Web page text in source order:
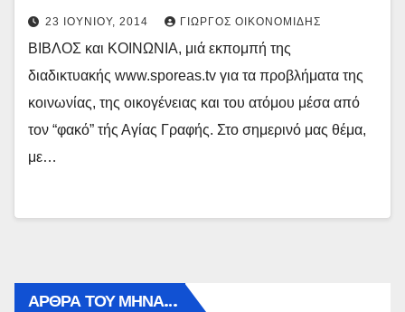
23 ΙΟΥΝΊΟΥ, 2014 ΓΙΏΡΓΟΣ ΟΙΚΟΝΟΜΊΔΗΣ
ΒΙΒΛΟΣ και ΚΟΙΝΩΝΙΑ, μιά εκπομπή της
διαδικτυακής www.sporeas.tv για τα προβλήματα της
κοινωνίας, της οικογένειας και του ατόμου μέσα από
τον “φακό” τής Αγίας Γραφής. Στο σημερινό μας θέμα,
με…
ΑΡΘΡΑ ΤΟΥ ΜΉΝΑ…